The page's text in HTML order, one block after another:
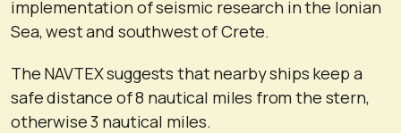
implementation of seismic research in the Ionian
Sea, west and southwest of Crete.
The NAVTΕΧ suggests that nearby ships keep a
safe distance of 8 nautical miles from the stern,
otherwise 3 nautical miles.